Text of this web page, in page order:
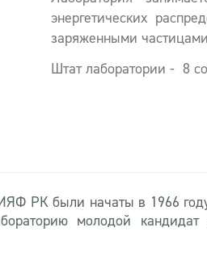
энергетических
заряженными
Штат лаборатории - 8
РК были начаты в 1966
молодой